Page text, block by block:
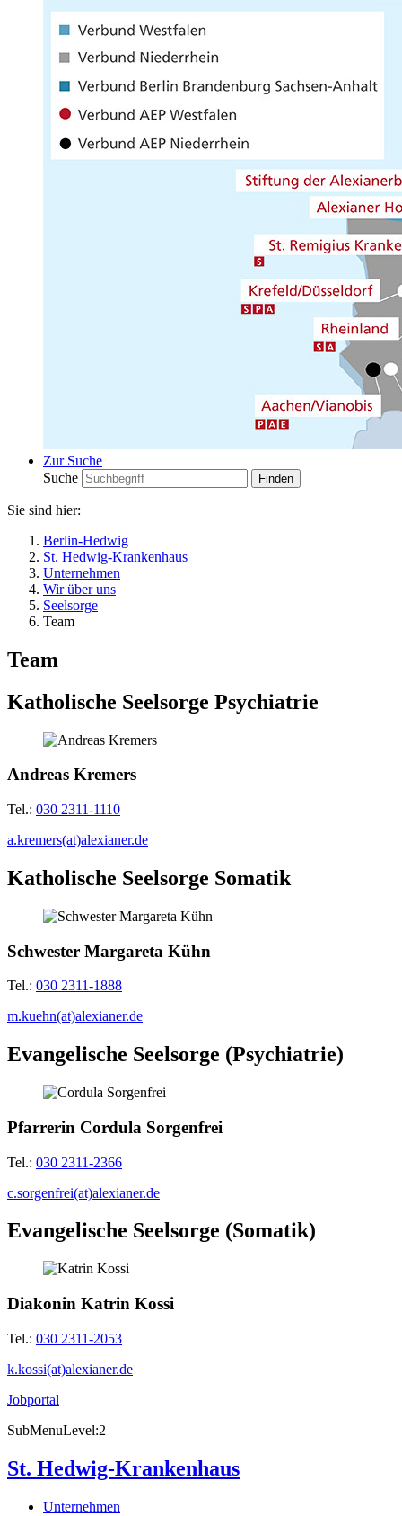
Zur Suche
Suche
Sie sind hier:
Berlin-Hedwig
St. Hedwig-Krankenhaus
Unternehmen
Wir über uns
Seelsorge
Team
Team
Katholische Seelsorge Psychiatrie
Andreas Kremers
Tel.: 030 2311-1110
a.kremers(at)alexianer.de
Katholische Seelsorge Somatik
Schwester Margareta Kühn
Tel.: 030 2311-1888
m.kuehn(at)alexianer.de
Evangelische Seelsorge (Psychiatrie)
Pfarrerin Cordula Sorgenfrei
Tel.: 030 2311-2366
c.sorgenfrei(at)alexianer.de
Evangelische Seelsorge (Somatik)
Diakonin Katrin Kossi
Tel.: 030 2311-2053
k.kossi(at)alexianer.de
Jobportal
SubMenuLevel:2
St. Hedwig-Krankenhaus
Unternehmen